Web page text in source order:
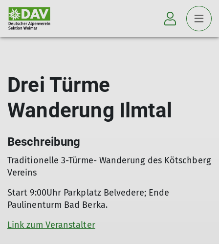
Drei Türme
Wanderung Ilmtal
Beschreibung
Traditionelle 3-Türme- Wanderung des Kötschberg
Vereins
Start 9:00Uhr Parkplatz Belvedere; Ende
Paulinenturm Bad Berka.
Link zum Veranstalter